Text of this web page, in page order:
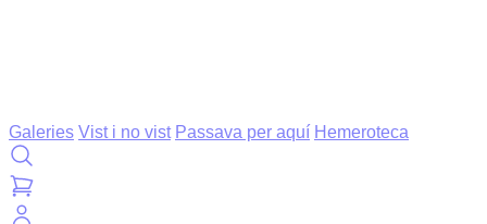
Galeries Vist i no vist Passava per aquí Hemeroteca